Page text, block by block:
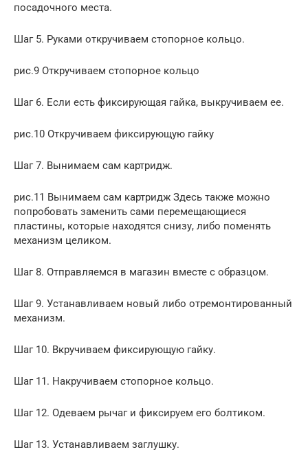
посадочного места.
Шаг 5. Руками откручиваем стопорное кольцо.
рис.9 Откручиваем стопорное кольцо
Шаг 6. Если есть фиксирующая гайка, выкручиваем ее.
рис.10 Откручиваем фиксирующую гайку
Шаг 7. Вынимаем сам картридж.
рис.11 Вынимаем сам картридж Здесь также можно
попробовать заменить сами перемещающиеся
пластины, которые находятся снизу, либо поменять
механизм целиком.
Шаг 8. Отправляемся в магазин вместе с образцом.
Шаг 9. Устанавливаем новый либо отремонтированный
механизм.
Шаг 10. Вкручиваем фиксирующую гайку.
Шаг 11. Накручиваем стопорное кольцо.
Шаг 12. Одеваем рычаг и фиксируем его болтиком.
Шаг 13. Устанавливаем заглушку.